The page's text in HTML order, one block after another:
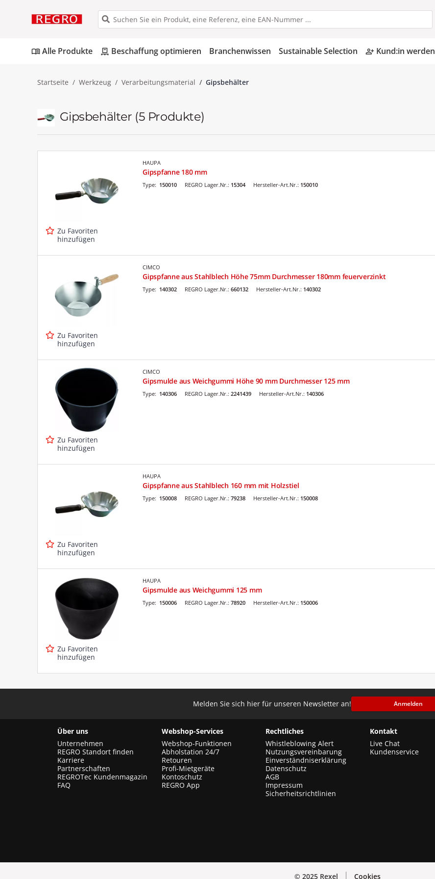
menu_bookAlle Produkte pallet Beschaffung optimieren Branchenwissen Sustainable Selection person_add_alt Kund:in werden
Startseite Werkzeug Verarbeitungsmaterial Gipsbehälter
Gipsbehälter (5 Produkte)
Zu Favoriten
hinzufügen
HAUPA
Gipspfanne 180 mm
REGRO Lager.Nr.: 15304
Type: 150010 Hersteller-Art.Nr.: 150010
Zu Favoriten
hinzufügen
CIMCO
Gipspfanne aus Stahlblech Höhe 75mm Durchmesser 180mm feuerverzinkt
REGRO Lager.Nr.: 660132
Type: 140302 Hersteller-Art.Nr.: 140302
Zu Favoriten
hinzufügen
CIMCO
Gipsmulde aus Weichgummi Höhe 90 mm Durchmesser 125 mm
REGRO Lager.Nr.: 2241439
Type: 140306 Hersteller-Art.Nr.: 140306
Zu Favoriten
hinzufügen
HAUPA
Gipspfanne aus Stahlblech 160 mm mit Holzstiel
REGRO Lager.Nr.: 79238
Type: 150008 Hersteller-Art.Nr.: 150008
Zu Favoriten
hinzufügen
HAUPA
Gipsmulde aus Weichgummi 125 mm
REGRO Lager.Nr.: 78920
Type: 150006 Hersteller-Art.Nr.: 150006
Melden Sie sich hier für unseren Newsletter an! Anmelden
Über uns
Unternehmen
REGRO Standort finden
Karriere
Partnerschaften
REGROTec Kundenmagazin
FAQ
Webshop-Services
Webshop-Funktionen
Abholstation 24/7
Retouren
Profi-Mietgeräte
Kontoschutz
REGRO App
Rechtliches
Whistleblowing Alert
Nutzungsvereinbarung
Einverständniserklärung
Datenschutz
AGB
Impressum
Sicherheitsrichtlinien
Kontakt
Live Chat
Kundenservice
© 2025 Rexel Cookies